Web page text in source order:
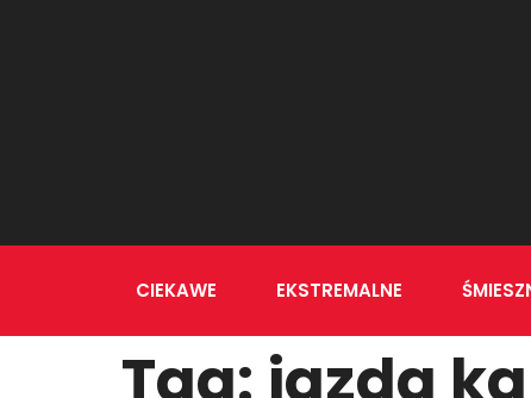
CIEKAWE EKSTREMALNE
Tag: jazda